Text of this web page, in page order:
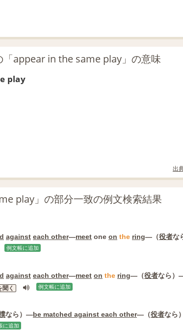
「appear in the same play」の意味
play
出
play」の部分一致の例文検索結果
against each other―meet one on the ring―（役者な
例文帳に追加
against each other―meet on the ring―（役者なら）
聞く 例文帳に追加
なら）―be matched against each other―（役者なら
に追加